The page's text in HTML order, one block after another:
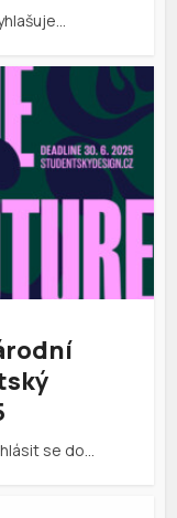
se do…